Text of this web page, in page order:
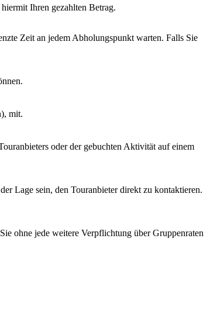
Ihren gezahlten Betrag.
Zeit an jedem Abholungspunkt warten. Falls Sie
mit.
oder der gebuchten Aktivität auf einem
Lage sein, den Touranbieter direkt zu kontaktieren.
ohne jede weitere Verpflichtung über Gruppenraten